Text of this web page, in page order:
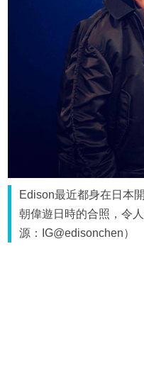
Edison最近都身在日本
朝偉遊日時的合照，令
源：IG@edisonchen）